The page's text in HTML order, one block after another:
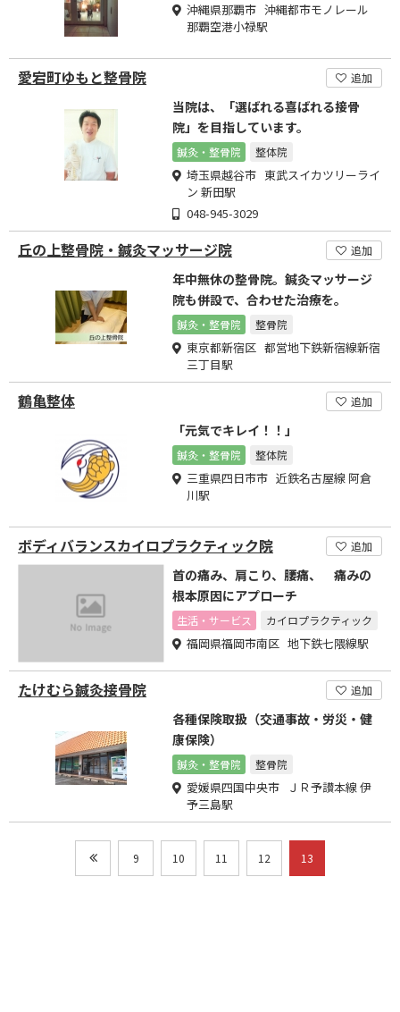
沖縄県那覇市 沖縄都市モノレール
那覇空港小禄駅
愛宕町ゆもと整骨院 追加
当院は、「選ばれる喜ばれる接骨
院」を目指しています。
鍼灸・整骨院 整体院
埼玉県越谷市 東武スイカツリーライ
ン 新田駅
048-945-3029
丘の上整骨院・鍼灸マッサージ院 追加
年中無休の整骨院。鍼灸マッサージ
院も併設で、合わせた治療を。
鍼灸・整骨院 整骨院
東京都新宿区 都営地下鉄新宿線新宿
三丁目駅
鶴亀整体 追加
「元気でキレイ！！」
鍼灸・整骨院 整体院
三重県四日市市 近鉄名古屋線 阿倉
川駅
ボディバランスカイロプラクティック院 追加
首の痛み、肩こり、腰痛、 痛みの
根本原因にアプローチ
生活・サービス カイロプラクティック
福岡県福岡市南区 地下鉄七隈線駅
たけむら鍼灸接骨院 追加
各種保険取扱（交通事故・労災・健
康保険）
鍼灸・整骨院 整骨院
愛媛県四国中央市 ＪＲ予讃本線 伊
予三島駅
9 10 11 12 13